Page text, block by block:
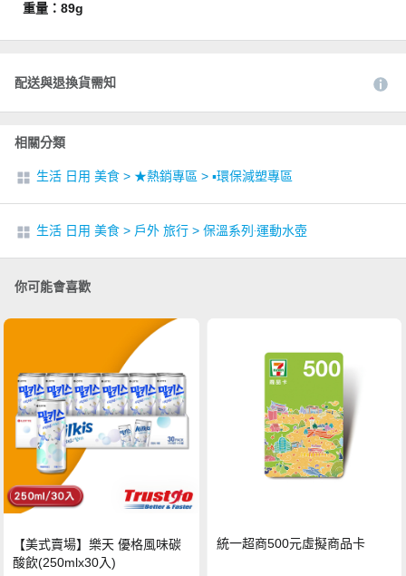
重量：89g
配送與退換貨需知
相關分類
生活 日用 美食 > ★熱銷專區 > ▪︎環保減塑專區
生活 日用 美食 > 戶外 旅行 > 保溫系列‧運動水壺
你可能會喜歡
【美式賣場】樂天 優格風味碳
酸飲(250mlx30入)
統一超商500元虛擬商品卡